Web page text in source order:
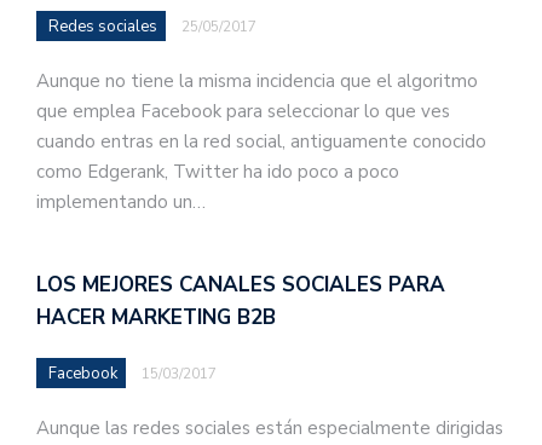
Redes sociales 25/05/2017
Aunque no tiene la misma incidencia que el algoritmo
que emplea Facebook para seleccionar lo que ves
cuando entras en la red social, antiguamente conocido
como Edgerank, Twitter ha ido poco a poco
implementando un…
LOS MEJORES CANALES SOCIALES PARA
HACER MARKETING B2B
Facebook 15/03/2017
Aunque las redes sociales están especialmente dirigidas